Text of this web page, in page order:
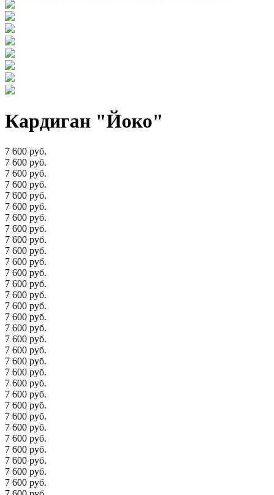
Кардиган "Йоко"
7 600 руб.
7 600 руб.
7 600 руб.
7 600 руб.
7 600 руб.
7 600 руб.
7 600 руб.
7 600 руб.
7 600 руб.
7 600 руб.
7 600 руб.
7 600 руб.
7 600 руб.
7 600 руб.
7 600 руб.
7 600 руб.
7 600 руб.
7 600 руб.
7 600 руб.
7 600 руб.
7 600 руб.
7 600 руб.
7 600 руб.
7 600 руб.
7 600 руб.
7 600 руб.
7 600 руб.
7 600 руб.
7 600 руб.
7 600 руб.
7 600 руб.